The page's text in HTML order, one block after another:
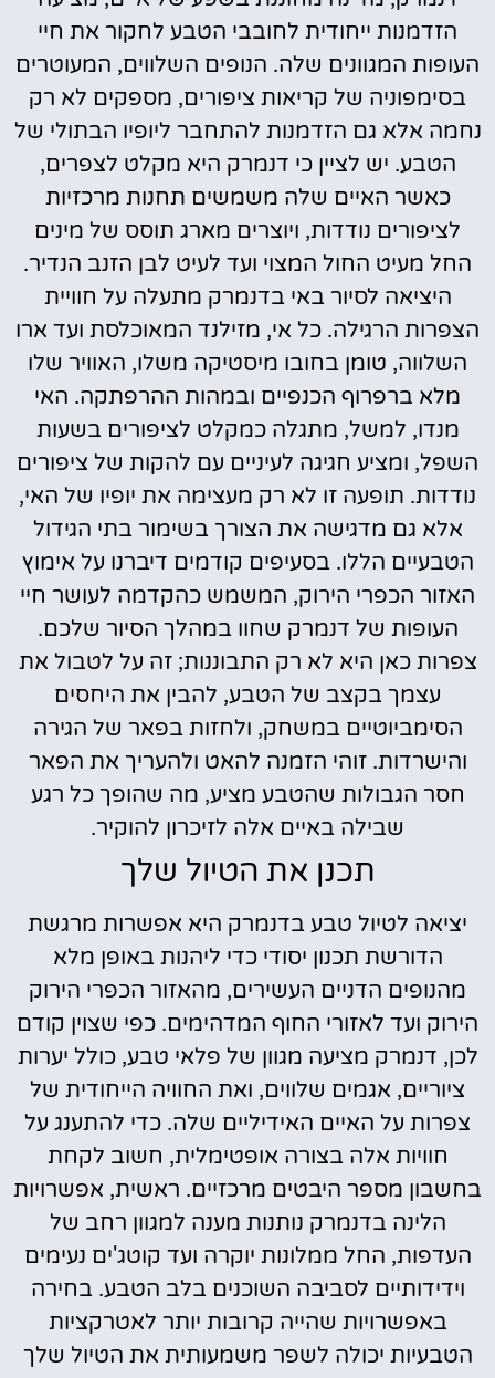
הזדמנות ייחודית לחובבי הטבע לחקור את חיי
העופות המגוונים שלה. הנופים השלווים, המעוטרים
בסימפוניה של קריאות ציפורים, מספקים לא רק
נחמה אלא גם הזדמנות להתחבר ליופיו הבתולי של
הטבע. יש לציין כי דנמרק היא מקלט לצפרים,
כאשר האיים שלה משמשים תחנות מרכזיות
לציפורים נודדות, ויוצרים מארג תוסס של מינים
החל מעיט החול המצוי ועד לעיט לבן הזנב הנדיר.
היציאה לסיור באי בדנמרק מתעלה על חוויית
הצפרות הרגילה. כל אי, מזילנד המאוכלסת ועד ארו
השלווה, טומן בחובו מיסטיקה משלו, האוויר שלו
מלא ברפרוף הכנפיים ובמהות ההרפתקה. האי
מנדו, למשל, מתגלה כמקלט לציפורים בשעות
השפל, ומציע חגיגה לעיניים עם להקות של ציפורים
נודדות. תופעה זו לא רק מעצימה את יופיו של האי,
אלא גם מדגישה את הצורך בשימור בתי הגידול
הטבעיים הללו. בסעיפים קודמים דיברנו על אימוץ
האזור הכפרי הירוק, המשמש כהקדמה לעושר חיי
העופות של דנמרק שחוו במהלך הסיור שלכם.
צפרות כאן היא לא רק התבוננות; זה על לטבול את
עצמך בקצב של הטבע, להבין את היחסים
הסימביוטיים במשחק, ולחזות בפאר של הגירה
והישרדות. זוהי הזמנה להאט ולהעריך את הפאר
חסר הגבולות שהטבע מציע, מה שהופך כל רגע
שבילה באיים אלה לזיכרון להוקיר.
תכנן את הטיול שלך
יציאה לטיול טבע בדנמרק היא אפשרות מרגשת
הדורשת תכנון יסודי כדי ליהנות באופן מלא
מהנופים הדניים העשירים, מהאזור הכפרי הירוק
הירוק ועד לאזורי החוף המדהימים. כפי שצוין קודם
לכן, דנמרק מציעה מגוון של פלאי טבע, כולל יערות
ציוריים, אגמים שלווים, ואת החוויה הייחודית של
צפרות על האיים האידיליים שלה. כדי להתענג על
חוויות אלה בצורה אופטימלית, חשוב לקחת
בחשבון מספר היבטים מרכזיים. ראשית, אפשרויות
הלינה בדנמרק נותנות מענה למגוון רחב של
העדפות, החל ממלונות יוקרה ועד קוטג'ים נעימים
וידידותיים לסביבה השוכנים בלב הטבע. בחירה
באפשרויות שהייה קרובות יותר לאטרקציות
הטבעיות יכולה לשפר משמעותית את הטיול שלך